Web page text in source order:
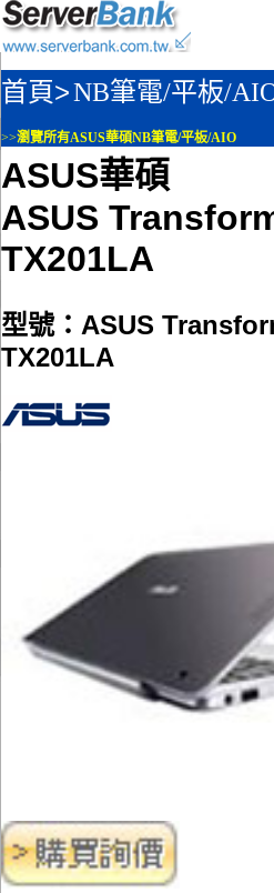
首頁>NB筆電/平板/
>>瀏覽所有ASUS華碩NB筆電/平板/AIO
ASUS華碩
ASUS
TX201LA
型號：ASUS
TX201LA